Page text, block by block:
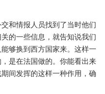
和情报人员找到了当时他们
的一些信息，就告知说我们
够换到西方国家来。这样一
是在法国做的。你能看出来
间发挥的这样一种作用，确